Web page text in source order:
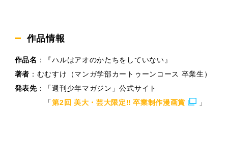
作品情報
作品名 ：『ハルはアオのかたちをしていない』
著者 ：むむすけ（マンガ学部カートゥーンコース 卒業生）
発表先：「週刊少年マガジン」公式サイト
「第2回 美大・芸大限定‼ 卒業制作漫画賞 」